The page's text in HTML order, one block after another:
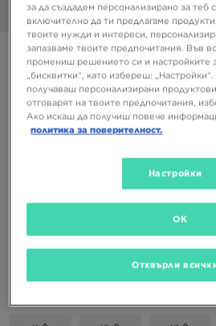
Снимки
Супер оферта
Само в JD
NANNY STATE TRAVIS
Налични Цветове
EU
за да създадем персонализирано за теб
включително да ти предлагаме
твоите нужди и интереси,
запазваме твоите предпочитания. Във
промениш решението си и настройките
„бисквитки“, като избереш:
получаваш персонализирани
отговарят на твоите предпочитания,
Ако искаш да получиш повече
политика за поверителност.
Настройки
Отхвърли
OK